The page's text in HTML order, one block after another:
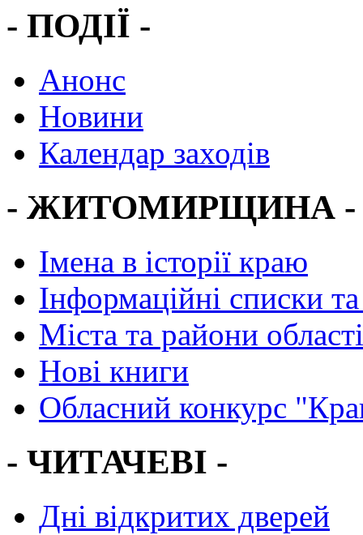
- ПОДІЇ -
Анонс
Новини
Календар заходів
- ЖИТОМИРЩИНА -
Імена в історії краю
Інформаційні списки
Міста та райони області
Нові книги
Обласний конкурс
- ЧИТАЧЕВІ -
Дні відкритих дверей